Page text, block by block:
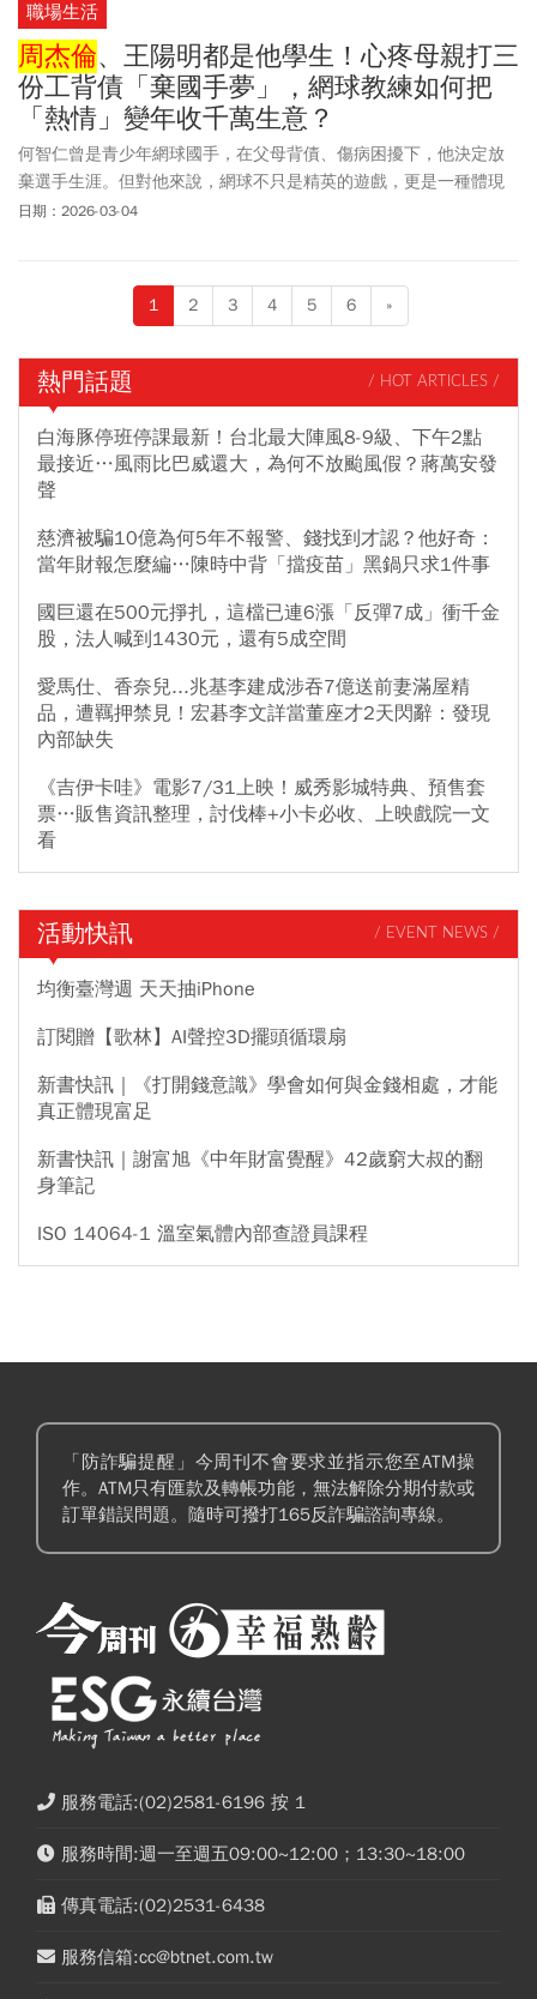
職場生活
周杰倫、王陽明都是他學生！心疼母親打三
份工背債「棄國手夢」，網球教練如何把
「熱情」變年收千萬生意？
何智仁曾是青少年網球國手，在父母背債、傷病困擾下，他決定放
棄選手生涯。但對他來說，網球不只是精英的遊戲，更是一種體現
生命「成長」的路徑。他自己曾在這條路上克服困境，現在，何智
日期：2026-03-04
1 2 3 4 5 6 »
熱門話題 / HOT ARTICLES /
白海豚停班停課最新！台北最大陣風8-9級、下午2點
最接近…風雨比巴威還大，為何不放颱風假？蔣萬安發
聲
慈濟被騙10億為何5年不報警、錢找到才認？他好奇：
當年財報怎麼編…陳時中背「擋疫苗」黑鍋只求1件事
國巨還在500元掙扎，這檔已連6漲「反彈7成」衝千金
股，法人喊到1430元，還有5成空間
愛馬仕、香奈兒...兆基李建成涉吞7億送前妻滿屋精
品，遭羈押禁見！宏碁李文詳當董座才2天閃辭：發現
內部缺失
《吉伊卡哇》電影7/31上映！威秀影城特典、預售套
票…販售資訊整理，討伐棒+小卡必收、上映戲院一文
看
活動快訊 / EVENT NEWS /
均衡臺灣週 天天抽iPhone
訂閱贈【歌林】AI聲控3D擺頭循環扇
新書快訊｜《打開錢意識》學會如何與金錢相處，才能
真正體現富足
新書快訊｜謝富旭《中年財富覺醒》42歲窮大叔的翻
身筆記
ISO 14064-1 溫室氣體內部查證員課程
「防詐騙提醒」今周刊不會要求並指示您至ATM操
作。ATM只有匯款及轉帳功能，無法解除分期付款或
訂單錯誤問題。隨時可撥打165反詐騙諮詢專線。
服務電話:(02)2581-6196 按 1
服務時間:週一至週五09:00~12:00；13:30~18:00
傳真電話:(02)2531-6438
服務信箱:cc@btnet.com.tw